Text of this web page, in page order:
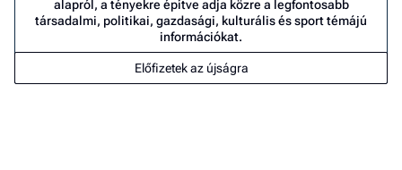
alapról, a tényekre építve adja közre a legfontosabb
társadalmi, politikai, gazdasági, kulturális és sport témájú
információkat.
Előfizetek az újságra